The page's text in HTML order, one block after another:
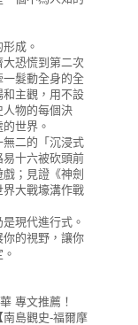
成。
恐慌到第二次
髮動全身的全
和主觀，用不設
人物的每個決
世界。
二的「沉浸式
易十六被砍頭前
；見證《神劍
界大戰壕溝作戰
現代進行式。
的視野，讓你
專文推薦！
南島觀史-福爾摩